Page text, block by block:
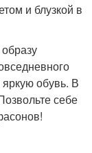
и блузкой в
обувь. В
себе